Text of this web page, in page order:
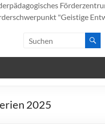
"Geistige
2025